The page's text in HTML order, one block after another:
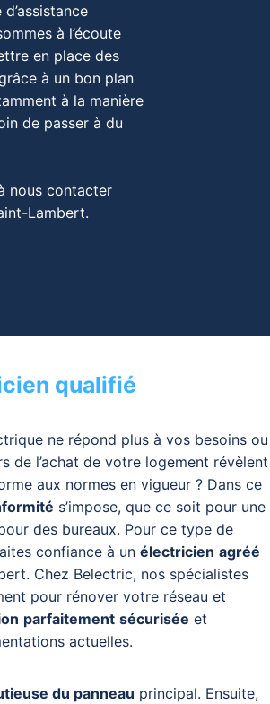
à l’écoute
en place des
à un bon plan
à la manière
de passer à du
nous contacter
Lambert.
qualifié
ne répond plus à vos besoins ou
de l’achat de votre logement révèlent
aux normes en vigueur ? Dans ce
s’impose, que ce soit pour une
des bureaux. Pour ce type de
confiance à un électricien agréé
Chez Belectric, nos spécialistes
pour rénover votre réseau et
parfaitement sécurisée et
actuelles.
du panneau principal. Ensuite,